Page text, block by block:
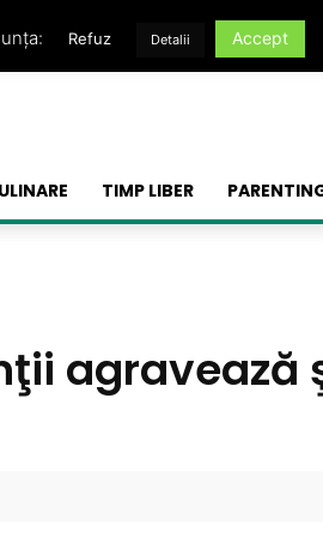
TIMP LIBER
agravează
Refuz Detalii Accept